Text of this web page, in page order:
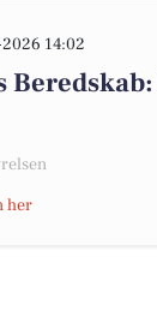
14:02
her